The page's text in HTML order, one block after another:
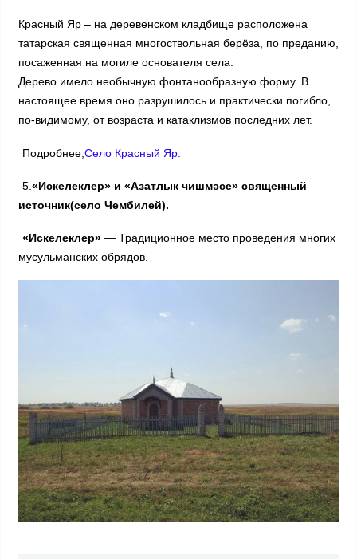
Красный Яр – на деревенском кладбище расположена
татарская священная многоствольная берёза, по преданию,
посаженная на могиле основателя села.
Дерево имело необычную фонтанообразную форму. В
настоящее время оно разрушилось и практически погибло,
по-видимому, от возраста и катаклизмов последних лет.
Подробнее, Село Красный Яр.
5. «Искелеклер» и «Азатлык чишмәсе» священный
источник(село Чембилей).
«Искелеклер» — Традиционное место проведения многих
мусульманских обрядов.